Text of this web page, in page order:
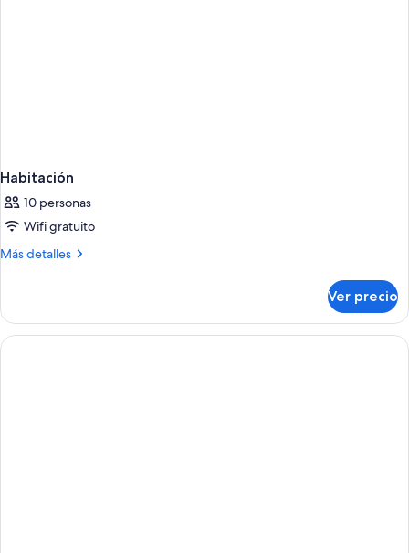
Habitación
10 personas
Wifi gratuito
Más detalles
Más
Ver precio